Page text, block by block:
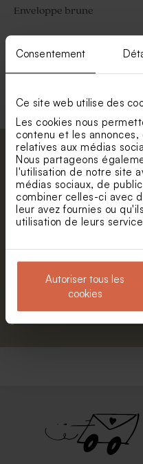
Consentement
Ce site web utilise des
Les cookies nous
contenu et les
relatives aux médias
Nous partageons
l'utilisation de notre site
médias sociaux, de
combiner celles-ci avec
leur avez fournies ou
utilisation de leurs
Autoriser tous les
cookies
Enveloppe brune
Voir toute la
Abonnez-vous à la
informé. Petite
de réduction.
Prénom
E-mail